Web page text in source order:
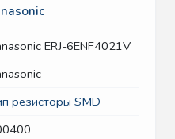
ERJ-6ENF4021V
резисторы SMD